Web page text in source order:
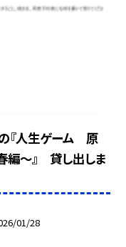
『人生ゲーム 原
編～』 貸し出しま
01/28